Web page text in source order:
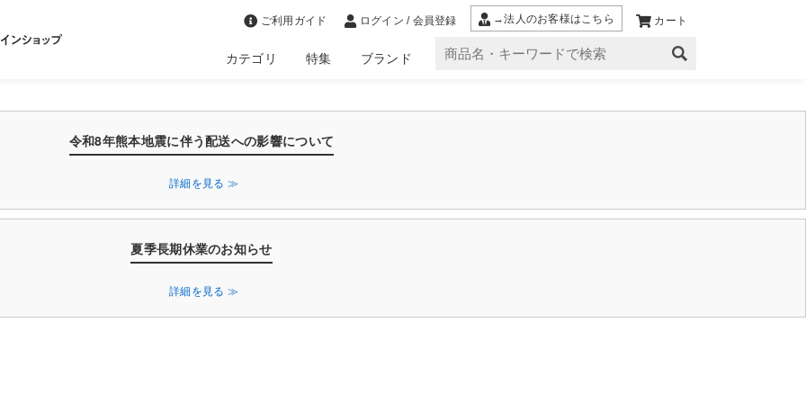
ご利用ガイド ログイン / 会員登録 →法人のお客様はこちら カート
カテゴリ 特集 ブランド
令和8年熊本地震に伴う配送への影響について
詳細を見る ≫
夏季長期休業のお知らせ
詳細を見る ≫